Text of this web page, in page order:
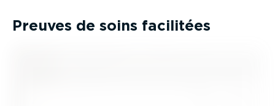
Preuves de soins facilitées